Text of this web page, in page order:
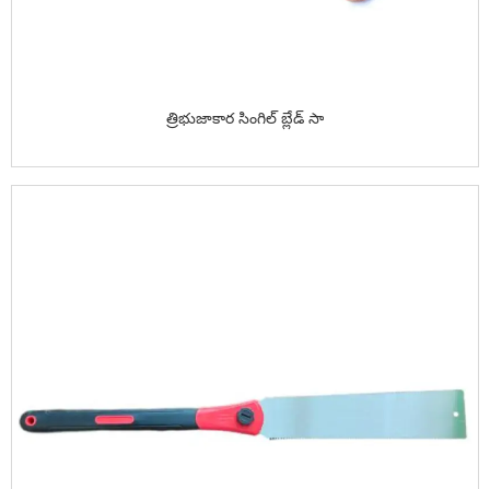
త్రిభుజాకార సింగిల్ బ్లేడ్ సా